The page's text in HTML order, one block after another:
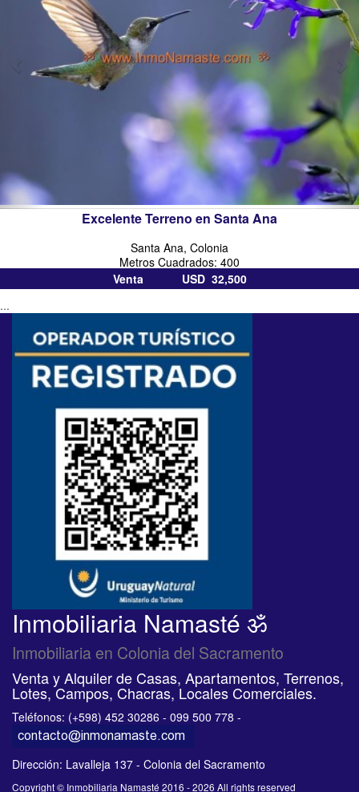
sacramento
Excelente Terreno en Santa Ana
Santa Ana, Colonia
Metros Cuadrados: 400
Venta USD 32,500
...
Inmobiliaria Namasté ॐ
Inmobiliaria en Colonia del Sacramento
Venta y Alquiler de Casas, Apartamentos, Terrenos,
Lotes, Campos, Chacras, Locales Comerciales.
Teléfonos: (+598) 452 30286 - 099 500 778 -
Dirección: Lavalleja 137 - Colonia del Sacramento
Copyright © Inmobiliaria Namasté 2016 - 2026 All rights reserved